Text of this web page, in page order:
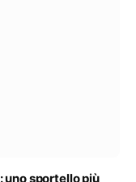
uno sportello più